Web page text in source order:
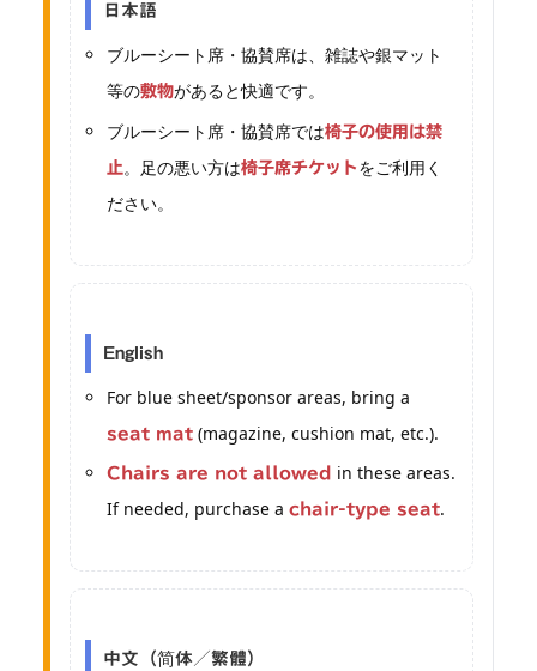
日本語
ブルーシート席・協賛席は、雑誌や銀マット
等の敷物があると快適です。
ブルーシート席・協賛席では椅子の使用は禁
止 。足の悪い方は椅子席チケット をご利用く
ださい。
English
For blue sheet/sponsor areas, bring a
seat mat (magazine, cushion mat, etc.).
Chairs are not allowed
in these areas.
If needed, purchase achair-type seat.
中文（简体／繁體）